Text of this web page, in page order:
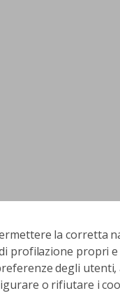
la corretta
profilazione propri
degli
o rifiutare i